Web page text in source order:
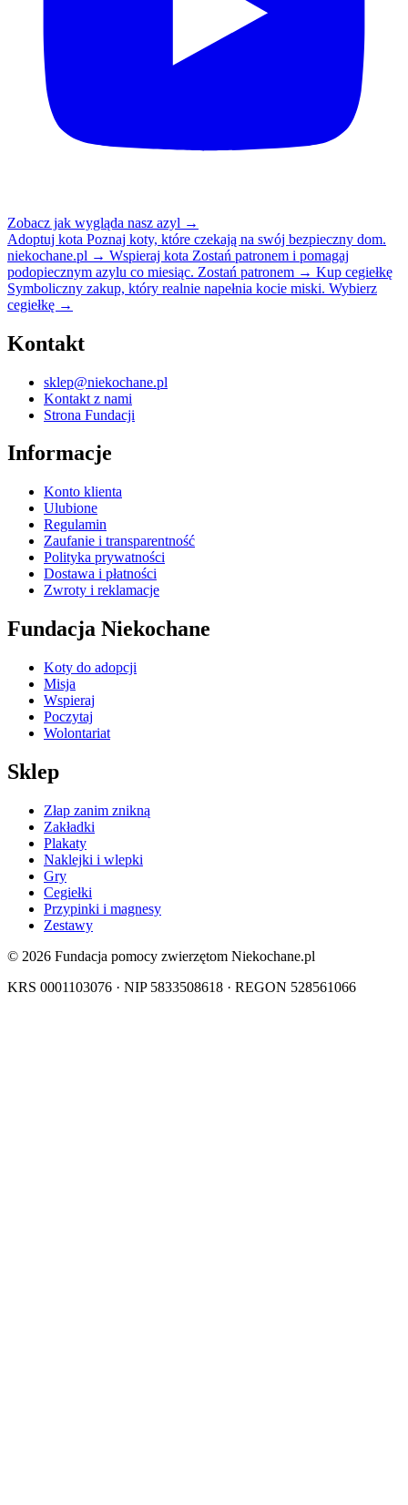
Zobacz jak wygląda nasz azyl →
Adoptuj kota Poznaj koty, które czekają na swój bezpieczny dom.
niekochane.pl → Wspieraj kota Zostań patronem i pomagaj
podopiecznym azylu co miesiąc. Zostań patronem → Kup cegiełkę
Symboliczny zakup, który realnie napełnia kocie miski. Wybierz
cegiełkę →
Kontakt
sklep@niekochane.pl
Kontakt z nami
Strona Fundacji
Informacje
Konto klienta
Ulubione
Regulamin
Zaufanie i transparentność
Polityka prywatności
Dostawa i płatności
Zwroty i reklamacje
Fundacja Niekochane
Koty do adopcji
Misja
Wspieraj
Poczytaj
Wolontariat
Sklep
Złap zanim znikną
Zakładki
Plakaty
Naklejki i wlepki
Gry
Cegiełki
Przypinki i magnesy
Zestawy
© 2026 Fundacja pomocy zwierzętom Niekochane.pl
KRS 0001103076 · NIP 5833508618 · REGON 528561066